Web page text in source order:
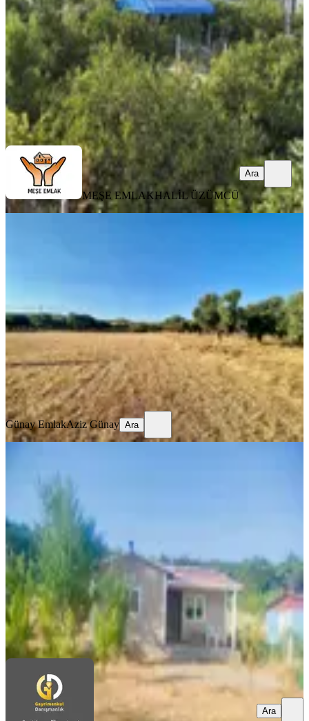
320 m²·Yolu Açılmış·10.156/m²· 02.08.2026
3.250.000 ₺
MEŞE EMLAK HALİL ÜZÜMCÜ
Ara
MEŞE EMLAKHALİL ÜZÜMCÜ
Ara
9500 m²·1.526/m²·02.08.2026
14.500.000 ₺
Günay Emlak Aziz Günay
Ara
Günay EmlakAziz Günay Ara
500 m²
2.950.000 ₺
Gökhan Dereboylu Gayrimenkul Gökhan Dereboylu
Ara
Ara